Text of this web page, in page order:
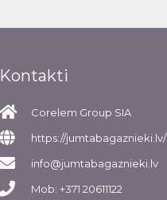
Kontakti
Corelem Group SIA
https://jumtabagaznieki.lv/
info@jumtabagaznieki.lv
Mob: +371 20611122